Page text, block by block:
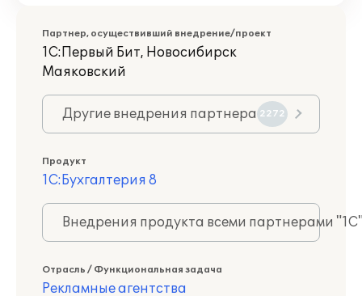
Партнер, осуществивший внедрение/проект
1С:Первый Бит, Новосибирск
Маяковский
Другие внедрения партнера 2272
Продукт
1С:Бухгалтерия 8
Внедрения продукта всеми партнерами
Отрасль / Функциональная задача
Рекламные агентства